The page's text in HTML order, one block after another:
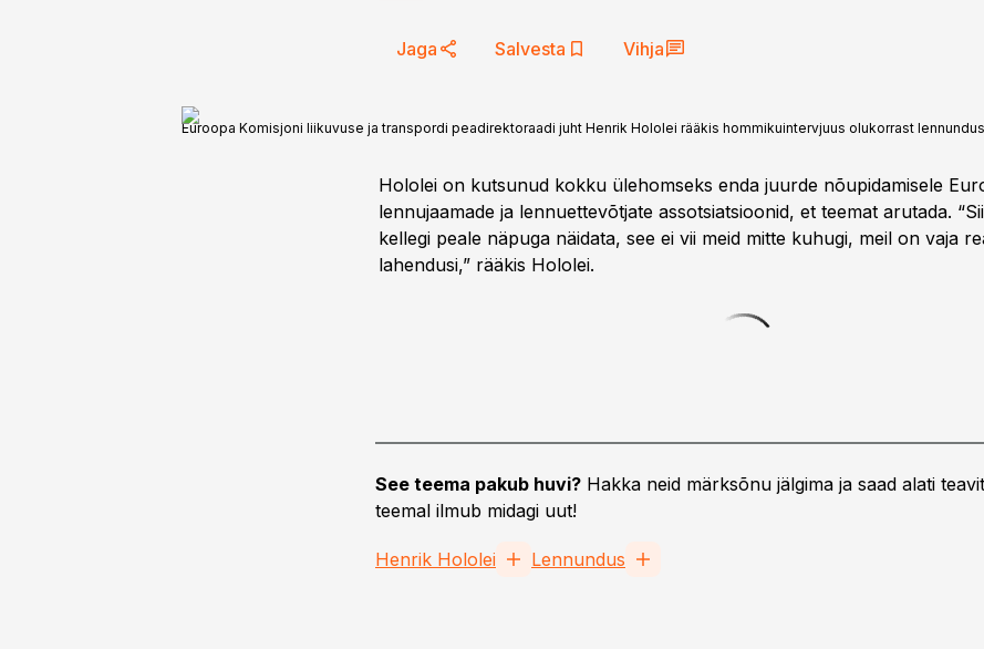
Jaga Salvesta Vihja
Euroopa Komisjoni liikuvuse ja transpordi peadirektoraadi juht Henrik Hololei rääkis hommikuintervjuus olukorrast
Hololei on kutsunud kokku ülehomseks enda juurde nõupidamisele
lennujaamade ja lennuettevõtjate assotsiatsioonid, et teemat arutada.
kellegi peale näpuga näidata, see ei vii meid mitte kuhugi, meil on vaja
lahendusi,” rääkis Hololei.
See teema pakub huvi? Hakka neid märksõnu jälgima ja saad alati
teemal ilmub midagi uut!
Henrik Hololei Lennundus